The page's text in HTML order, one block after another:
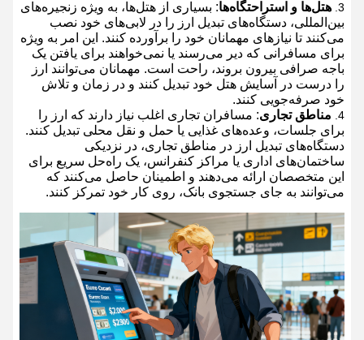
هتل‌ها و استراحتگاه‌ها: بسیاری از هتل‌ها، به ویژه زنجیره‌های
بین‌المللی، دستگاه‌های تبدیل ارز را در لابی‌های خود نصب
می‌کنند تا نیازهای مهمانان خود را برآورده کنند. این امر به ویژه
برای مسافرانی که دیر می‌رسند یا نمی‌خواهند برای یافتن یک
باجه صرافی بیرون بروند، راحت است. مهمانان می‌توانند ارز
را درست در آسایش هتل خود تبدیل کنند و در زمان و تلاش
خود صرفه‌جویی کنند.
مناطق تجاری: مسافران تجاری اغلب نیاز دارند که ارز را
برای جلسات، وعده‌های غذایی یا حمل و نقل محلی تبدیل کنند.
دستگاه‌های تبدیل ارز در مناطق تجاری، در نزدیکی
ساختمان‌های اداری یا مراکز کنفرانس، یک راه‌حل سریع برای
این متخصصان ارائه می‌دهند و اطمینان حاصل می‌کنند که
می‌توانند به جای جستجوی بانک، روی کار خود تمرکز کنند.